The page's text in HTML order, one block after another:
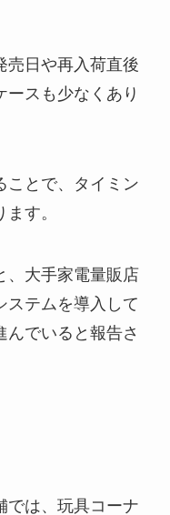
売日や再入荷直後
ースも少なくあり
ことで、タイミン
す。
、大手家電量販店
ステムを導入して
んでいると報告さ
では、玩具コーナ